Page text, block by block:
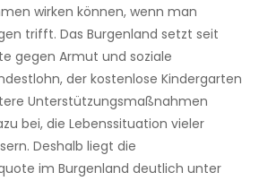
wirken können, wenn man
trifft. Das Burgenland setzt seit
gegen Armut und soziale
der kostenlose Kindergarten
Unterstützungsmaßnahmen
bei, die Lebenssituation vieler
Deshalb liegt die
im Burgenland deutlich unter